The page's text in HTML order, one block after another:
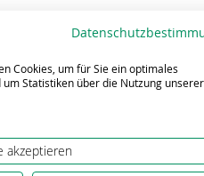
Cookies, um für Sie ein optimales
Statistiken über die Nutzung unserer
akzeptieren